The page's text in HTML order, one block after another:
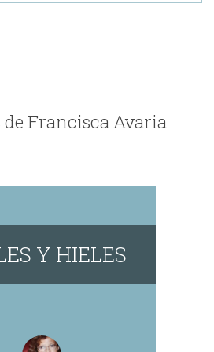
Francisca Avaria
Y HIELES